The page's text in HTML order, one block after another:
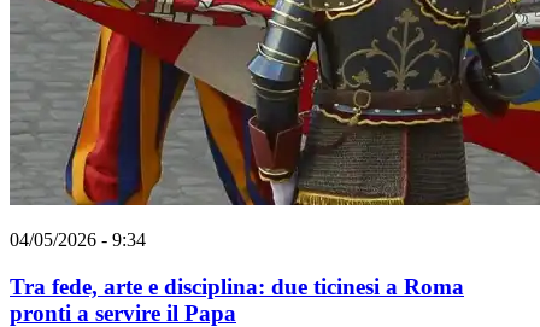
04/05/2026 - 9:34
Tra fede, arte e disciplina: due ticinesi a Roma
pronti a servire il Papa